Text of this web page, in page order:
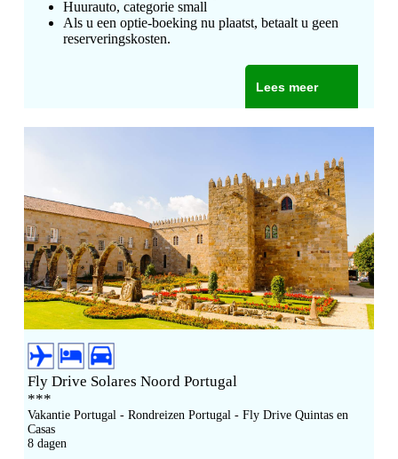
Huurauto, categorie small
Als u een optie-boeking nu plaatst, betaalt u geen
reserveringskosten.
Lees meer
Fly Drive Solares Noord Portugal
***
Vakantie Portugal - Rondreizen Portugal - Fly Drive Quintas en
Casas
8 dagen